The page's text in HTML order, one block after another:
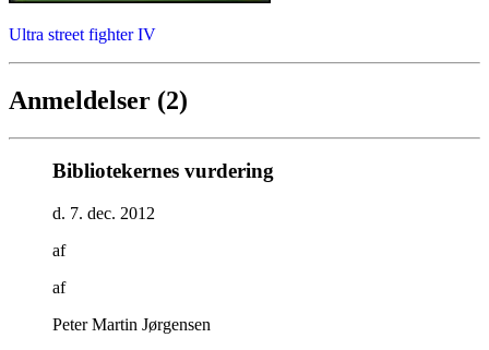
Ultra street fighter IV
Anmeldelser (2)
Bibliotekernes vurdering
d. 7. dec. 2012
af
af
Peter Martin Jørgensen